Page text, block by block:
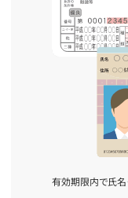
有効期限内で氏名